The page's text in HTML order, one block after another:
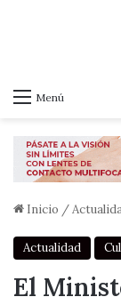
Menú
Inicio /
Actualidad
El